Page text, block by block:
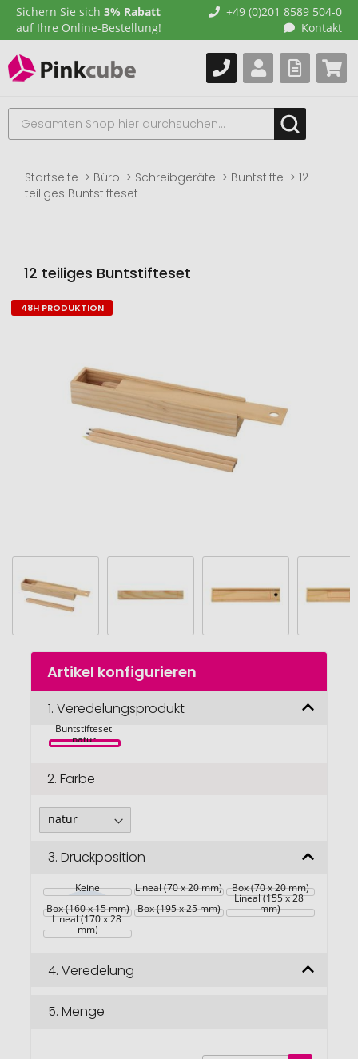
Sichern Sie sich 3% Rabatt
auf Ihre Online-Bestellung!
+49 (0)201 8589 504-0
Kontakt
Startseite Büro Schreibgeräte Buntstifte
12
teiliges Buntstifteset
12 teiliges Buntstifteset
Zum
Zum
Anfang
Bildgalerie
springen
48H PRODUKTION
Artikel konfigurieren
1. Veredelungsprodukt
Buntstifteset
natur
2. Farbe
3. Druckposition
Keine Lineal (70 x 20 mm)
Box (70 x 20 mm)
Box (160 x 15 mm)
Box (195 x 25 mm)
Lineal (155 x 28
mm)
Lineal (170 x 28
mm)
4. Veredelung
5. Menge